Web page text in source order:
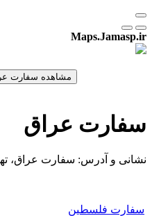
Maps.Jamasp.ir
سفارت عراق
نشانی و آدرس: سفارت عراق،
سفارت فلسطین